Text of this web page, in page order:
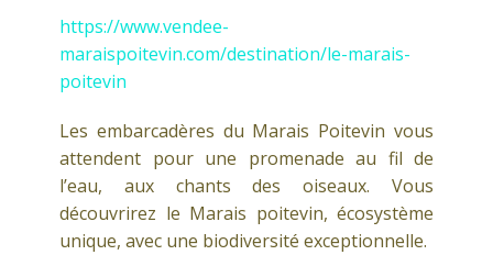
https://www.vendee-
maraispoitevin.com/destination/le-marais-
poitevin
Les embarcadères du Marais Poitevin vous
attendent pour une promenade au fil de
l’eau, aux chants des oiseaux. Vous
découvrirez le Marais poitevin, écosystème
unique, avec une biodiversité exceptionnelle.